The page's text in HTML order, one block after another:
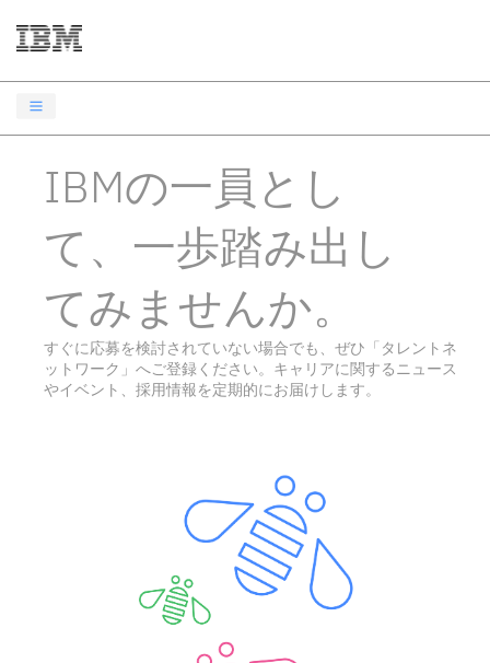
IBMの一員とし
て、一歩踏み出し
てみませんか。
すぐに応募を検討されていない場合でも、ぜひ「タレントネ
ットワーク」へご登録ください。キャリアに関するニュース
やイベント、採用情報を定期的にお届けします。